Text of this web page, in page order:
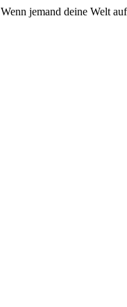
Wenn jemand deine Welt